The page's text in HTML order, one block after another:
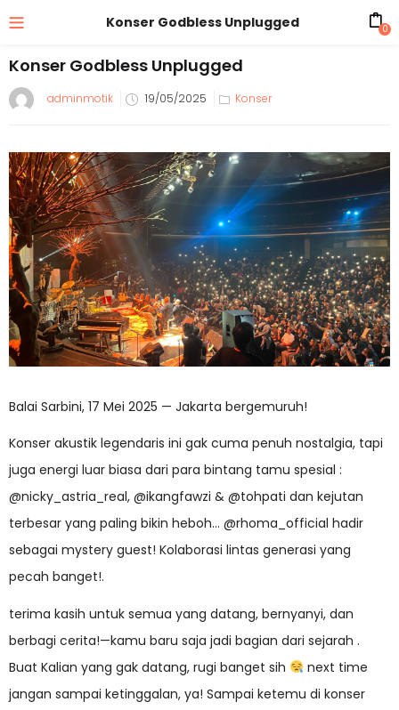
Konser Godbless Unplugged 0
Konser Godbless Unplugged
adminmotik 19/05/2025 Konser
Balai Sarbini, 17 Mei 2025 — Jakarta bergemuruh!
Konser akustik legendaris ini gak cuma penuh nostalgia, tapi
juga energi luar biasa dari para bintang tamu spesial :
@nicky_astria_real, @ikangfawzi & @tohpati dan kejutan
terbesar yang paling bikin heboh… @rhoma_official hadir
sebagai mystery guest! Kolaborasi lintas generasi yang
pecah banget!.
terima kasih untuk semua yang datang, bernyanyi, dan
berbagi cerita!—kamu baru saja jadi bagian dari sejarah .
Buat Kalian yang gak datang, rugi banget sih
next time
jangan sampai ketinggalan, ya! Sampai ketemu di konser